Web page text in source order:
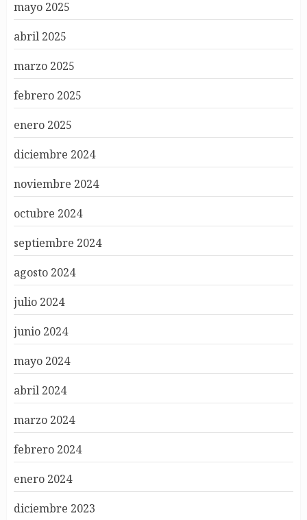
mayo 2025
abril 2025
marzo 2025
febrero 2025
enero 2025
diciembre 2024
noviembre 2024
octubre 2024
septiembre 2024
agosto 2024
julio 2024
junio 2024
mayo 2024
abril 2024
marzo 2024
febrero 2024
enero 2024
diciembre 2023